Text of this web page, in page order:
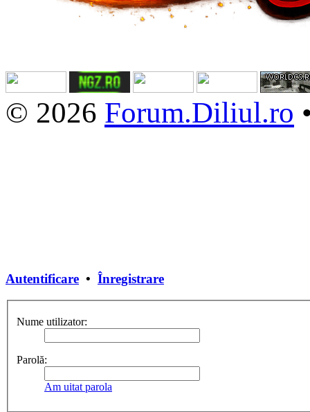
© 2026 Forum.Diliul.ro
Autentificare • Înregistrare
Nume utilizator:
Parolă:
Am uitat parola